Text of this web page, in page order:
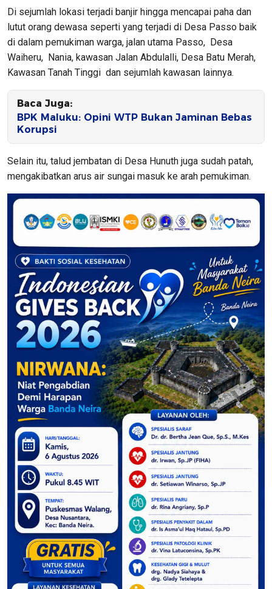
Di sejumlah lokasi terjadi banjir hingga mencapai paha dan
lutut orang dewasa seperti yang terjadi di Desa Passo baik
di dalam pemukiman warga, jalan utama Passo, Desa
Waiheru, Nania, kawasan Jalan Abdulalli, Desa Batu Merah,
Kawasan Tanah Tinggi dan sejumlah kawasan lainnya.
Baca Juga:
BPK Maluku: Opini WTP Bukan Jaminan Bebas
Korupsi
Selain itu, talud jembatan di Desa Hunuth juga sudah patah,
mengakibatkan arus air sungai masuk ke arah pemukiman.